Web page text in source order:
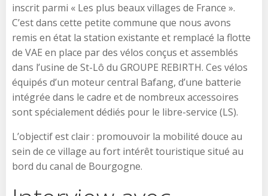
inscrit parmi « Les plus beaux villages de France ».
C’est dans cette petite commune que nous avons
remis en état la station existante et remplacé la flotte
de VAE en place par des vélos conçus et assemblés
dans l’usine de St-Lô du GROUPE REBIRTH. Ces vélos
équipés d’un moteur central Bafang, d’une batterie
intégrée dans le cadre et de nombreux accessoires
sont spécialement dédiés pour le libre-service (LS).
L’objectif est clair : promouvoir la mobilité douce au
sein de ce village au fort intérêt touristique situé au
bord du canal de Bourgogne.